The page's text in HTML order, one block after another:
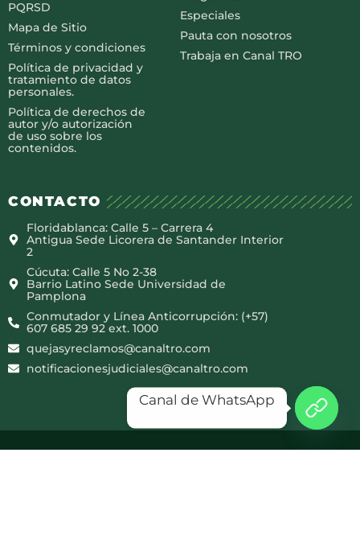
PQRSD
Mapa de Sitio
Términos y condiciones
Política de privacidad y
tratamiento de datos
personales.
Política de derechos de
autor y/o autorización
de uso sobre los
contenidos.
Especiales
Pauta con nosotros
Trabaja en Canal TRO
CONTACTO
Floridablanca: Calle 5 – Carrera 4
Antigua Sede Licorera de Santander Interior
2
Cúcuta: Calle 5 No 2-38
Barrio Latino Sede Universidad de
Pamplona
Conmutador y Línea Anticorrupción: (+57)
607 685 29 92 ext. 1000
quejasyreclamos@canaltro.com
notificacionesjudiciales@canaltro.com
Canal de WhatsApp